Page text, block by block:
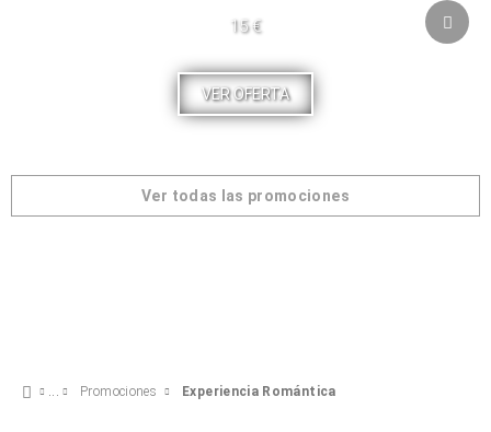
15 €
VER OFERTA
Ver todas las promociones
Promociones Experiencia Romántica